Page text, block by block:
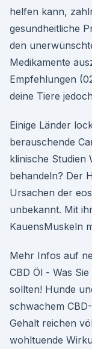
helfen kann,
gesundheitliche
den
Medikamente
Empfehlungen
deine Tiere
Einige Länder
berauschende
klinische Studien
behandeln? Der
Ursachen der
unbekannt. Mit
KauensMuskeln
Mehr Infos auf
CBD Öl - Was
sollten! Hunde
schwachem
Gehalt reichen
wohltuende